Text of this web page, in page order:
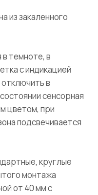
из закаленного
темноте, в
с индикацией
в
сенсорная
цветом, при
подсвечивается
круглые
монтажа
от 40 мм с